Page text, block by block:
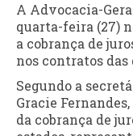
A Advocacia-
quarta-feira (27)
a cobrança de
nos contratos
Segundo a
Gracie
da cobrança de